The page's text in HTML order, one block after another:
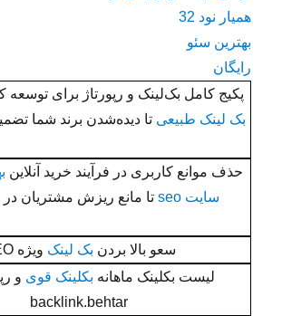
همیار نود 32
بهترین سئو
رایگان
پکیج کامل بک‌لینک و رپورتاژ برای
بک لینک طبیعی تا دیده‌شدن برند شما
حذف موانع کاربری در فرآیند خرید آنلاین
سایت seo
تا مانع ریزش مشتریان
سعو بالا بردن بک لینک ویژه CEO
لیست بکلینک ماهانه بکلینک قوی و
backlink.behtar